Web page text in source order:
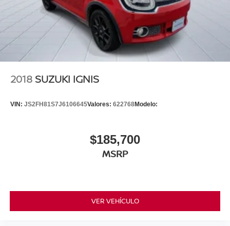
2018 SUZUKI IGNIS
VIN: JS2FH81S7J6106645Valores: 622768Modelo:
$185,700
MSRP
VER VEHÍCULO